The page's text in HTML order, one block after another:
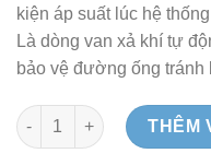
kiện áp suất lúc hệ
Là dòng van xả khí tự
bảo vệ đường ống tránh
Van xả khí phi 34 liên tục
THÊM